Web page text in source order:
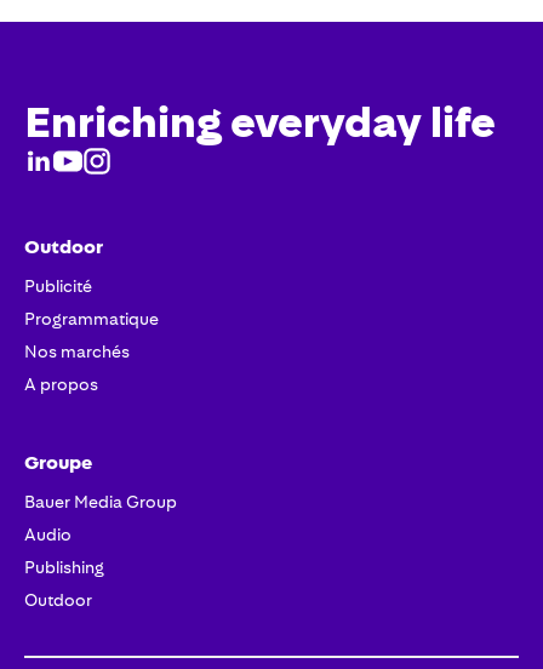
Enriching everyday life
Outdoor
Publicité
Programmatique
Nos marchés
A propos
Groupe
Bauer Media Group
Audio
Publishing
Outdoor